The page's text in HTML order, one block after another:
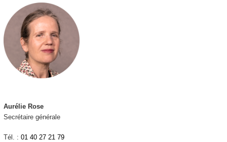
Aurélie Rose
Secrétaire générale
Tél. : 01 40 27 21 79